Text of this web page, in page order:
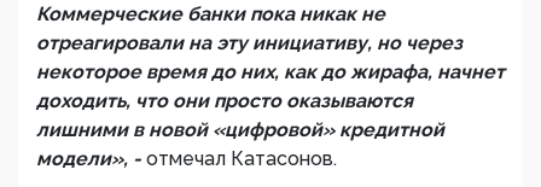
Коммерческие банки пока никак не
отреагировали на эту инициативу, но через
некоторое время до них, как до жирафа, начнет
доходить, что они просто оказываются
лишними в новой «цифровой» кредитной
модели», - отмечал Катасонов.